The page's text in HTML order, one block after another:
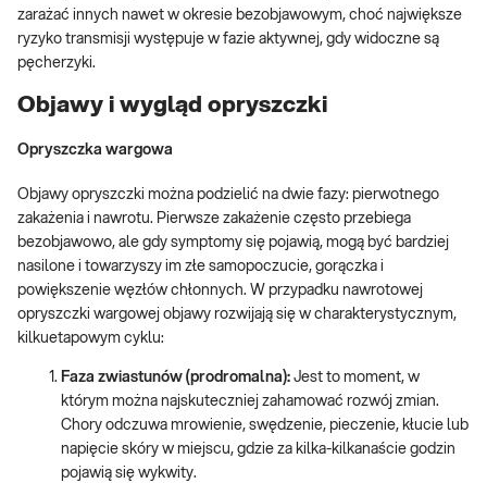
zarażać innych nawet w okresie bezobjawowym, choć największe
ryzyko transmisji występuje w fazie aktywnej, gdy widoczne są
pęcherzyki.
Objawy i wygląd opryszczki
Opryszczka wargowa
Objawy opryszczki można podzielić na dwie fazy: pierwotnego
zakażenia i nawrotu. Pierwsze zakażenie często przebiega
bezobjawowo, ale gdy symptomy się pojawią, mogą być bardziej
nasilone i towarzyszy im złe samopoczucie, gorączka i
powiększenie węzłów chłonnych. W przypadku nawrotowej
opryszczki wargowej objawy rozwijają się w charakterystycznym,
kilkuetapowym cyklu:
Faza zwiastunów (prodromalna): Jest to moment, w
którym można najskuteczniej zahamować rozwój zmian.
Chory odczuwa mrowienie, swędzenie, pieczenie, kłucie lub
napięcie skóry w miejscu, gdzie za kilka-kilkanaście godzin
pojawią się wykwity.